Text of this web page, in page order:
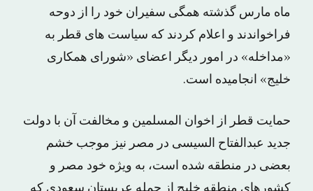
ماه مارس گذشته همگی سفیران خود را از دوحه
فراخواندند و اعلام کردند که سیاست های قطر به
«مداخله» در امور دیگر اعضای «شورای همکاری
خلیج» انجامیده است.
حمایت قطر از اخوان المسلمین و مخالفت آن با دولت
جدید عبدالفتاح السیسی در مصر نیز موجب خشم
بعضی در منطقه شده است، به ویژه خود مصر و
کشورهای منطقه خلیج از جمله عربستان سعودی که